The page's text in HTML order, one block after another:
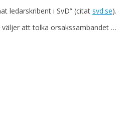
ledarskribent i SvD” (citat svd.se).
att tolka orsakssambandet …